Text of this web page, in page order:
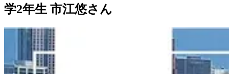
学2年生 市江悠さん